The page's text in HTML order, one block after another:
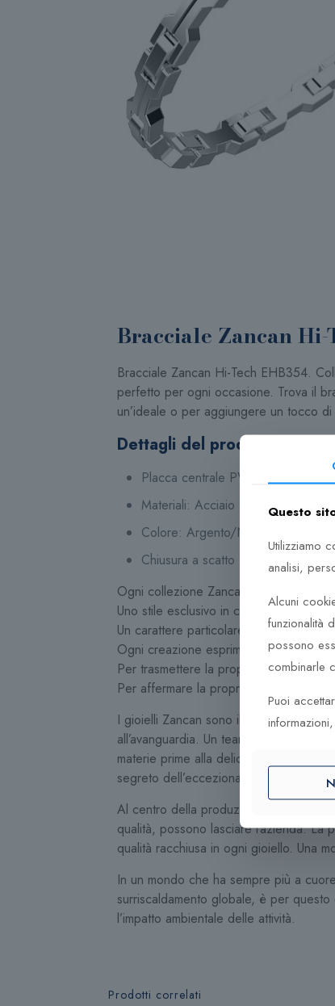
Bracciale Zancan Hi-
Bracciale Zancan Hi-Tech EHB354.
perfetto per ogni occasione. Trova il
un’ideale o per aggiungere un tocco di
Dettagli del prodotto
Placca centrale PVD oro rosa con
Materiali: Acciaio 316L anallergico
Colore: Argento/Nero/Rose’
Chiusura a scatto
Ogni collezione Zancan è un codice.
Uno stile esclusivo in cui identificarsi.
Un carattere particolare in cui
Ogni creazione esprime un modo di
Per trasmettere la propria personalità.
Per affermare la propria identità.
I gioielli Zancan sono il risultato della
all’avanguardia. Un team di
materie prime alla delicata finitura
segreto dell’eccezionale qualità
Al centro della produzione giace un
qualità, possono lasciare l’azienda. La
qualità racchiusa in ogni gioiello. Una
In un mondo che ha sempre più a
surriscaldamento globale, è per
l’impatto ambientale delle attività.
Prodotti correlati
Questo
Utilizziamo
analisi,
Alcuni
funzionalità
possono
combinarle
Puoi